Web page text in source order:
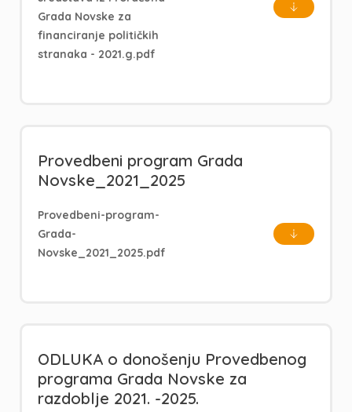
Grada Novske za
financiranje političkih
stranaka - 2021.g.pdf
Provedbeni program Grada
Novske_2021_2025
Provedbeni-program-
Grada-
Novske_2021_2025.pdf
ODLUKA o donošenju Provedbenog
programa Grada Novske za
razdoblje 2021. -2025.